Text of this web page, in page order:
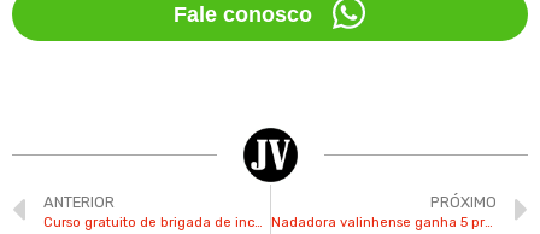
Fale conosco
ANTERIOR
Curso gratuito de brigada de incêndio tem vagas abertas em Valinhos
PRÓXIMO
Nadadora valinhense ganha 5 provas em competição no Centro Paralímpico